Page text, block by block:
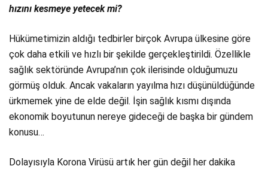
hızını kesmeye yetecek mi?
Hükümetimizin aldığı tedbirler birçok Avrupa ülkesine göre
çok daha etkili ve hızlı bir şekilde gerçekleştirildi. Özellikle
sağlık sektöründe Avrupa’nın çok ilerisinde olduğumuzu
görmüş olduk. Ancak vakaların yayılma hızı düşünüldüğünde
ürkmemek yine de elde değil. İşin sağlık kısmı dışında
ekonomik boyutunun nereye gideceği de başka bir gündem
konusu…
Dolayısıyla Korona Virüsü artık her gün değil her dakika